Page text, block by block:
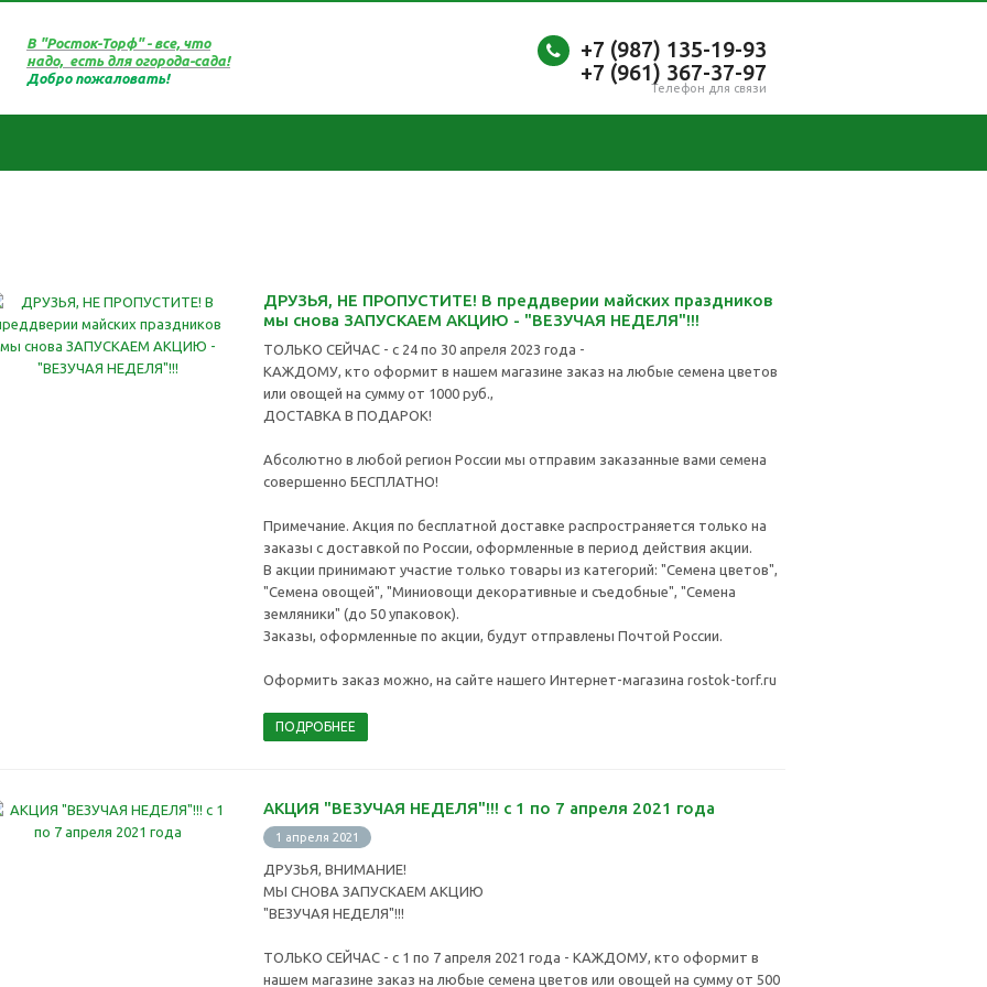
В "Росток-Торф" - все, что
надо, есть для огорода-сада!
Добро пожаловать!
+7 (987) 135-19-93
+7 (961) 367-37-97
Телефон для связи
ДРУЗЬЯ, НЕ ПРОПУСТИТЕ! В преддверии майских праздников
мы снова ЗАПУСКАЕМ АКЦИЮ - "ВЕЗУЧАЯ НЕДЕЛЯ"!!!
ТОЛЬКО СЕЙЧАС - с 24 по 30 апреля 2023 года -
КАЖДОМУ, кто оформит в нашем магазине заказ на любые семена цветов
или овощей на сумму от 1000 руб.,
ДОСТАВКА В ПОДАРОК!
Абсолютно в любой регион России мы отправим заказанные вами семена
совершенно БЕСПЛАТНО!
Примечание. Акция по бесплатной доставке распространяется только на
заказы с доставкой по России, оформленные в период действия акции.
В акции принимают участие только товары из категорий: "Семена цветов",
"Семена овощей", "Миниовощи декоративные и съедобные", "Семена
земляники" (до 50 упаковок).
Заказы, оформленные по акции, будут отправлены Почтой России.
Оформить заказ можно, на сайте нашего Интернет-магазина rostok-torf.ru
ПОДРОБНЕЕ
АКЦИЯ "ВЕЗУЧАЯ НЕДЕЛЯ"!!! с 1 по 7 апреля 2021 года
1 апреля 2021
ДРУЗЬЯ, ВНИМАНИЕ!
МЫ СНОВА ЗАПУСКАЕМ АКЦИЮ
"ВЕЗУЧАЯ НЕДЕЛЯ"!!!
ТОЛЬКО СЕЙЧАС - с 1 по 7 апреля 2021 года - КАЖДОМУ, кто оформит в
нашем магазине заказ на любые семена цветов или овощей на сумму от 500